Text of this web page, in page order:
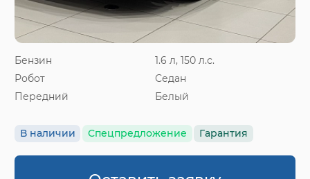
Бензин
1.6 л, 150 л.с.
Робот
Седан
Передний
Белый
В наличии Спецпредложение Гарантия